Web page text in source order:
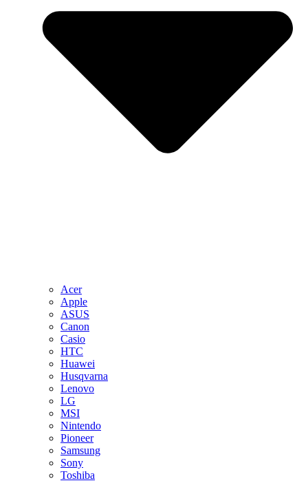
Acer
Apple
ASUS
Canon
Casio
HTC
Huawei
Husqvarna
Lenovo
LG
MSI
Nintendo
Pioneer
Samsung
Sony
Toshiba